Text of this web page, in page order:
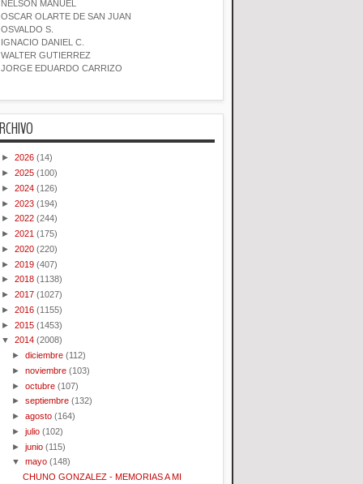
NELSON MANUEL
OSCAR OLARTE DE SAN JUAN
OSVALDO S.
IGNACIO DANIEL C.
WALTER GUTIERREZ
JORGE EDUARDO CARRIZO
► 2026 (14)
► 2025 (100)
► 2024 (126)
► 2023 (194)
► 2022 (244)
► 2021 (175)
► 2020 (220)
► 2019 (407)
► 2018 (1138)
► 2017 (1027)
► 2016 (1155)
► 2015 (1453)
▼ 2014 (2008)
►diciembre (112)
►noviembre (103)
►octubre (107)
►septiembre (132)
►agosto (164)
►julio (102)
►junio (115)
▼mayo (148)
CHUNO GONZALEZ - MEMORIAS A MI